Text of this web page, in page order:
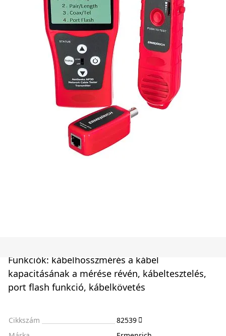
Funkciók: kábelhosszmérés a kábel
kapacitásának a mérése révén, kábeltesztelés,
port flash funkció, kábelkövetés
Cikkszám
82539